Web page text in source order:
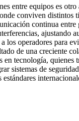
entre equipos es otro
conviven distintos
continua entre
ajustando
los operadores para
de una creciente
en tecnología, quienes
sistemas de